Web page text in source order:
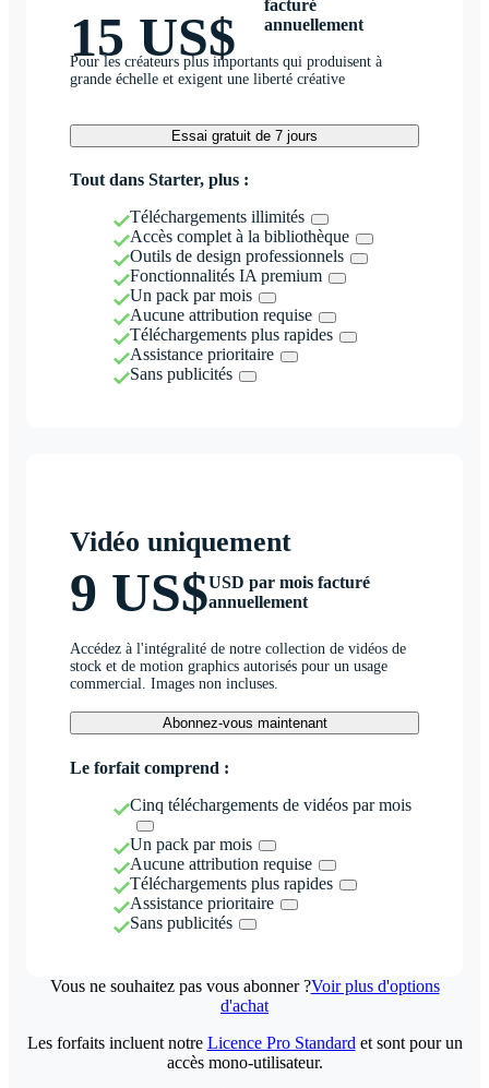
15 US$
facturé
annuellement
Pour les créateurs plus importants qui produisent à
grande échelle et exigent une liberté créative
Essai gratuit de 7 jours
Tout dans Starter, plus :
Téléchargements illimités
Accès complet à la bibliothèque
Outils de design professionnels
Fonctionnalités IA premium
Un pack par mois
Aucune attribution requise
Téléchargements plus rapides
Assistance prioritaire
Sans publicités
Vidéo uniquement
9 US$USD par mois facturé
annuellement
Accédez à l'intégralité de notre collection de vidéos de
stock et de motion graphics autorisés pour un usage
commercial. Images non incluses.
Abonnez-vous maintenant
Le forfait comprend :
Cinq téléchargements de vidéos par mois
Un pack par mois
Aucune attribution requise
Téléchargements plus rapides
Assistance prioritaire
Sans publicités
Vous ne souhaitez pas vous abonner ?Voir plus d'options
d'achat
Les forfaits incluent notre Licence Pro Standard et sont pour un
accès mono-utilisateur.